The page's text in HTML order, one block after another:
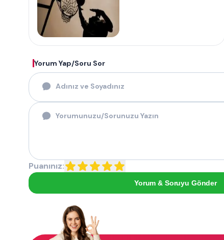
Yorum Yap/Soru Sor
Puanınız:
Yorum & Soruyu Gönder